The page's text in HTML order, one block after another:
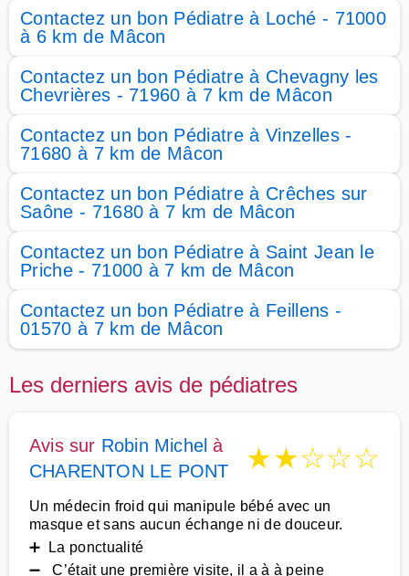
Contactez un bon Pédiatre à Loché - 71000
à 6 km de Mâcon
Contactez un bon Pédiatre à Chevagny les
Chevrières - 71960 à 7 km de Mâcon
Contactez un bon Pédiatre à Vinzelles -
71680 à 7 km de Mâcon
Contactez un bon Pédiatre à Crêches sur
Saône - 71680 à 7 km de Mâcon
Contactez un bon Pédiatre à Saint Jean le
Priche - 71000 à 7 km de Mâcon
Contactez un bon Pédiatre à Feillens -
01570 à 7 km de Mâcon
Les derniers avis de pédiatres
Avis sur Robin Michel à
CHARENTON LE PONT
★★☆☆☆
Un médecin froid qui manipule bébé avec un
masque et sans aucun échange ni de douceur.
➕ La ponctualité
➖ C’était une première visite, il a à à peine